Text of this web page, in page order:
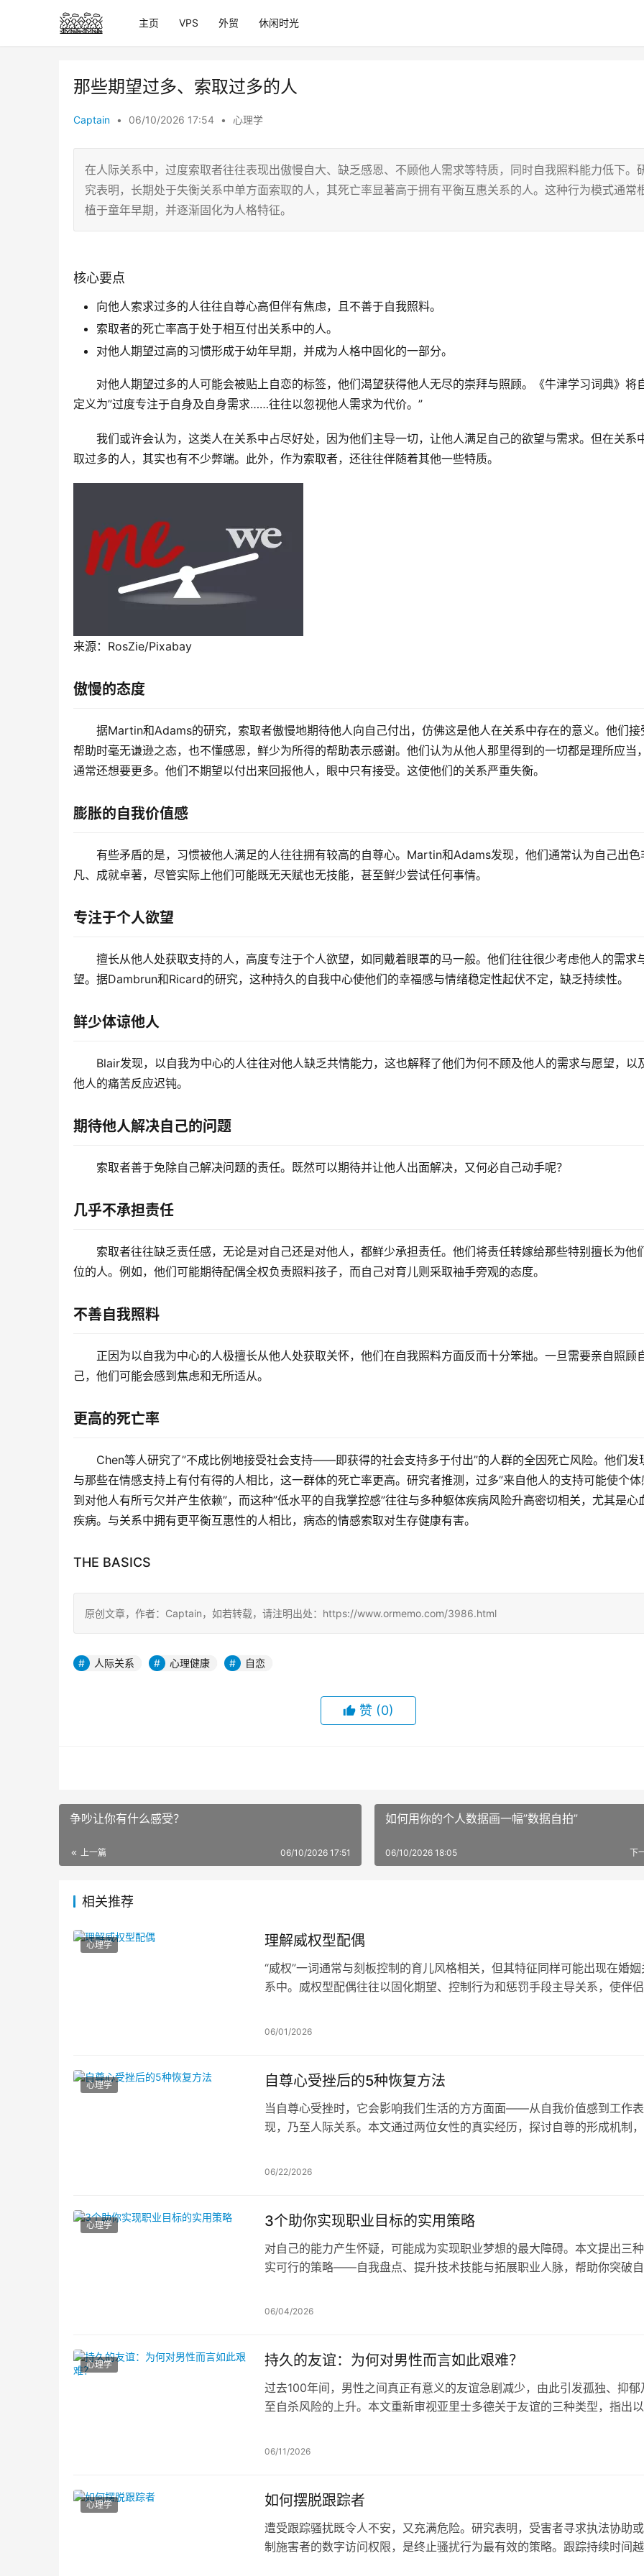
主页 VPS 外贸 休闲时光
那些期望过多、索取过多的人
Captain • 06/10/2026 17:54 • 心理学
在人际关系中，过度索取者往往表现出傲慢自大、缺乏感恩、不顾他人需求等特质，同时自我照料能力低下。
究表明，长期处于失衡关系中单方面索取的人，其死亡率显著高于拥有平衡互惠关系的人。这种行为模式通常
植于童年早期，并逐渐固化为人格特征。
核心要点
向他人索求过多的人往往自尊心高但伴有焦虑，且不善于自我照料。
索取者的死亡率高于处于相互付出关系中的人。
对他人期望过高的习惯形成于幼年早期，并成为人格中固化的一部分。
对他人期望过多的人可能会被贴上自恋的标签，他们渴望获得他人无尽的崇拜与照顾。《牛津学习词典》将
定义为”过度专注于自身及自身需求……往往以忽视他人需求为代价。”
我们或许会认为，这类人在关系中占尽好处，因为他们主导一切，让他人满足自己的欲望与需求。但在关系
取过多的人，其实也有不少弊端。此外，作为索取者，还往往伴随着其他一些特质。
来源：RosZie/Pixabay
傲慢的态度
据Martin和Adams的研究，索取者傲慢地期待他人向自己付出，仿佛这是他人在关系中存在的意义。他们接
帮助时毫无谦逊之态，也不懂感恩，鲜少为所得的帮助表示感谢。他们认为从他人那里得到的一切都是理所应当
通常还想要更多。他们不期望以付出来回报他人，眼中只有接受。这使他们的关系严重失衡。
膨胀的自我价值感
有些矛盾的是，习惯被他人满足的人往往拥有较高的自尊心。Martin和Adams发现，他们通常认为自己出色
凡、成就卓著，尽管实际上他们可能既无天赋也无技能，甚至鲜少尝试任何事情。
专注于个人欲望
擅长从他人处获取支持的人，高度专注于个人欲望，如同戴着眼罩的马一般。他们往往很少考虑他人的需求
望。据Dambrun和Ricard的研究，这种持久的自我中心使他们的幸福感与情绪稳定性起伏不定，缺乏持续性。
鲜少体谅他人
Blair发现，以自我为中心的人往往对他人缺乏共情能力，这也解释了他们为何不顾及他人的需求与愿望，以
他人的痛苦反应迟钝。
期待他人解决自己的问题
索取者善于免除自己解决问题的责任。既然可以期待并让他人出面解决，又何必自己动手呢？
几乎不承担责任
索取者往往缺乏责任感，无论是对自己还是对他人，都鲜少承担责任。他们将责任转嫁给那些特别擅长为他
位的人。例如，他们可能期待配偶全权负责照料孩子，而自己对育儿则采取袖手旁观的态度。
不善自我照料
正因为以自我为中心的人极擅长从他人处获取关怀，他们在自我照料方面反而十分笨拙。一旦需要亲自照顾
己，他们可能会感到焦虑和无所适从。
更高的死亡率
Chen等人研究了”不成比例地接受社会支持——即获得的社会支持多于付出”的人群的全因死亡风险。他们发
与那些在情感支持上有付有得的人相比，这一群体的死亡率更高。研究者推测，过多”来自他人的支持可能使个体
到对他人有所亏欠并产生依赖”，而这种”低水平的自我掌控感”往往与多种躯体疾病风险升高密切相关，尤其是心
疾病。与关系中拥有更平衡互惠性的人相比，病态的情感索取对生存健康有害。
THE BASICS
原创文章，作者：Captain，如若转载，请注明出处：https://www.ormemo.com/3986.html
人际关系 心理健康 自恋
赞 (0)
争吵让你有什么感受？
上一篇 06/10/2026 17:51
如何用你的个人数据画一幅”数据自拍”
下
06/10/2026 18:05
相关推荐
心理学 理解威权型配偶
“威权”一词通常与刻板控制的育儿风格相关，但其特征同样可能出现在婚姻
系中。威权型配偶往往以固化期望、控制行为和惩罚手段主导关系，使伴
06/01/2026
心理学 自尊心受挫后的5种恢复方法
当自尊心受挫时，它会影响我们生活的方方面面——从自我价值感到工作表
现，乃至人际关系。本文通过两位女性的真实经历，探讨自尊的形成机制
06/22/2026
心理学 3个助你实现职业目标的实用策略
对自己的能力产生怀疑，可能成为实现职业梦想的最大障碍。本文提出三
实可行的策略——自我盘点、提升技术技能与拓展职业人脉，帮助你突破
06/04/2026
心理学 持久的友谊：为何对男性而言如此艰难？
过去100年间，男性之间真正有意义的友谊急剧减少，由此引发孤独、抑郁
至自杀风险的上升。本文重新审视亚里士多德关于友谊的三种类型，指出
06/11/2026
心理学 如何摆脱跟踪者
遭受跟踪骚扰既令人不安，又充满危险。研究表明，受害者寻求执法协助
制施害者的数字访问权限，是终止骚扰行为最有效的策略。跟踪持续时间越